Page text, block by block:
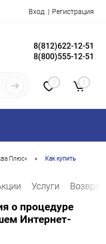
Вход Регистрация
8(812)622-12-51
8(800)555-12-51
0 0
Плюс» • Как купить
Услуги
о процедуре
Интернет-